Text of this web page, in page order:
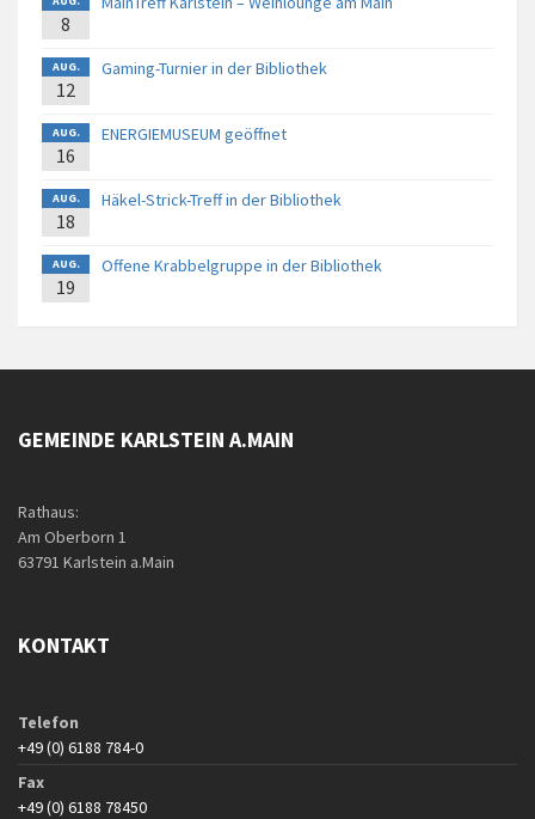
8
AUG.
12
Gaming-Turnier in der Bibliothek
AUG.
16
ENERGIEMUSEUM geöffnet
AUG.
18
Häkel-Strick-Treff in der Bibliothek
AUG.
19
Offene Krabbelgruppe in der Bibliothek
GEMEINDE KARLSTEIN A.MAIN
Rathaus:
Am Oberborn 1
63791 Karlstein a.Main
KONTAKT
Telefon
+49 (0) 6188 784-0
Fax
+49 (0) 6188 78450